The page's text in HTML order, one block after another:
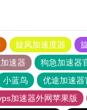
旋风加速度器
速器
狗急加速器
小蓝鸟 优途加速器
加速器外网苹果版